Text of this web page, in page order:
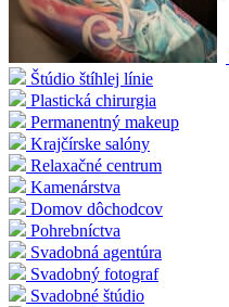
Štúdio štíhlej línie
Plastická chirurgia
Permanentný makeup
Krajčírske salóny
Relaxačné centrum
Kamenárstva
Domov dôchodcov
Pohrebníctva
Svadobná agentúra
Svadobný fotograf
Svadobné štúdio